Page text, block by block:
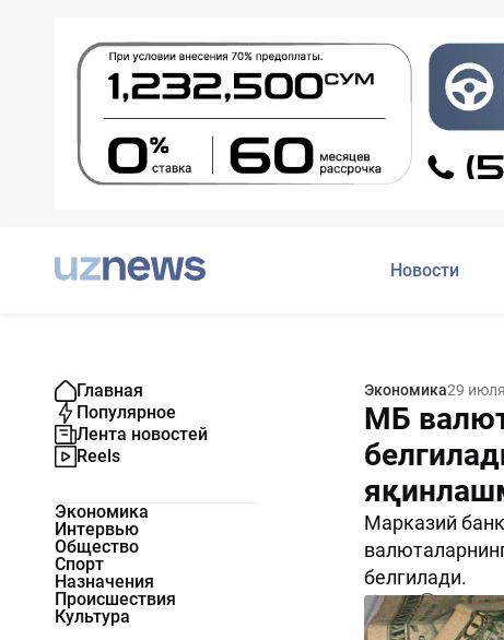
Новости
Главная
Популярное
Лента новостей
Reels
Экономика
Интервью
Общество
Спорт
Назначения
Происшествия
Культура
Экономика29
МБ
Марказий
белгилади.
2553 0